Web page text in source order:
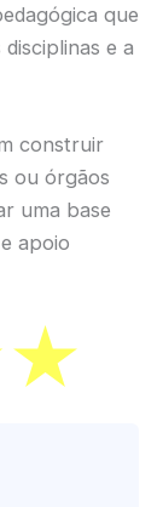
que
e a
construir
ou órgãos
uma base
apoio